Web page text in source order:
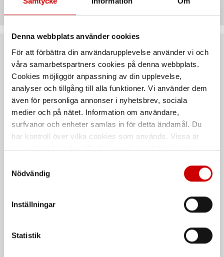
Denna webbplats använder cookies
För att förbättra din användarupplevelse använder vi och
våra samarbetspartners cookies på denna webbplats.
Cookies möjliggör anpassning av din upplevelse,
analyser och tillgång till alla funktioner. Vi använder dem
även för personliga annonser i nyhetsbrev, sociala
medier och på nätet. Information om användare,
surfvanor och enheter samlas in för detta ändamål. Du
har kontroll över vilka cookies som används. Vissa är
tekniskt nödvändiga. Godkännande av statistik- och
länder utanför EU med olika dataskyddsnormer. Genom
att godkänna samtycker du till sådana överföringar. Läs
Nödvändig
Inställningar
Statistik
Rekommenderat baserat på vald produkt
Plastinsats 16 fack Plastinsats 8 fack